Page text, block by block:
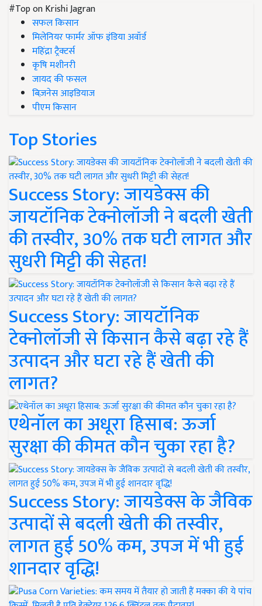
#Top on Krishi Jagran
सफल किसान
मिलेनियर फार्मर ऑफ इंडिया अवॉर्ड
महिंद्रा ट्रैक्टर्स
कृषि मशीनरी
जायद की फसल
बिज़नेस आइडियाज
पीएम किसान
Top Stories
Success Story: जायडेक्स की
जायटॉनिक टेक्नोलॉजी ने बदली खेती
की तस्वीर, 30% तक घटी लागत और
सुधरी मिट्टी की सेहत!
Success Story: जायटॉनिक
टेक्नोलॉजी से किसान कैसे बढ़ा रहे हैं
उत्पादन और घटा रहे हैं खेती की
लागत?
एथेनॉल का अधूरा हिसाब: ऊर्जा
सुरक्षा की कीमत कौन चुका रहा है?
Success Story: जायडेक्स के जैविक
उत्पादों से बदली खेती की तस्वीर,
लागत हुई 50% कम, उपज में भी हुई
शानदार वृद्धि!